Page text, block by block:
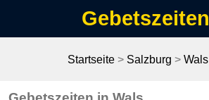
Gebetszeiten
Startseite > Salzburg > Wals